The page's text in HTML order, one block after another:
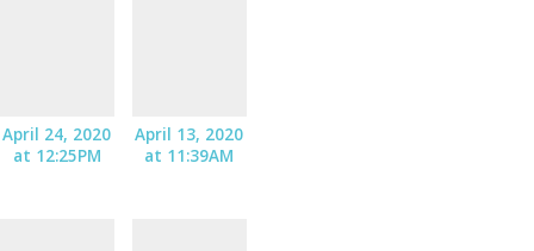
April 24, 2020
at 12:25PM
April 13, 2020
at 11:39AM